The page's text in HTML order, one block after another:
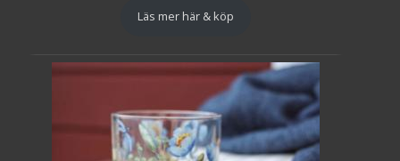
Läs mer här & köp